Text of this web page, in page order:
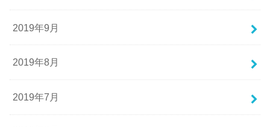
2019年9月
2019年8月
2019年7月